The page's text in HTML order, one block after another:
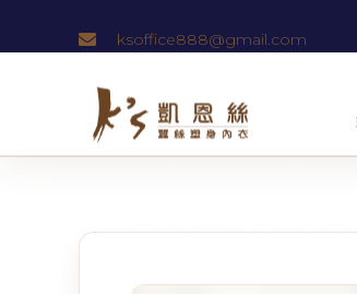
至
ksoffice888@gmail.com